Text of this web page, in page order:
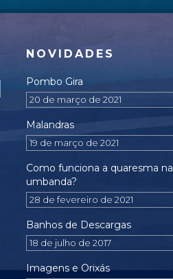
NOVIDADES
Pombo Gira
20 de março de 2021
Malandras
19 de março de 2021
Como funciona a quaresma na
umbanda?
28 de fevereiro de 2021
Banhos de Descargas
18 de julho de 2017
Imagens e Orixás